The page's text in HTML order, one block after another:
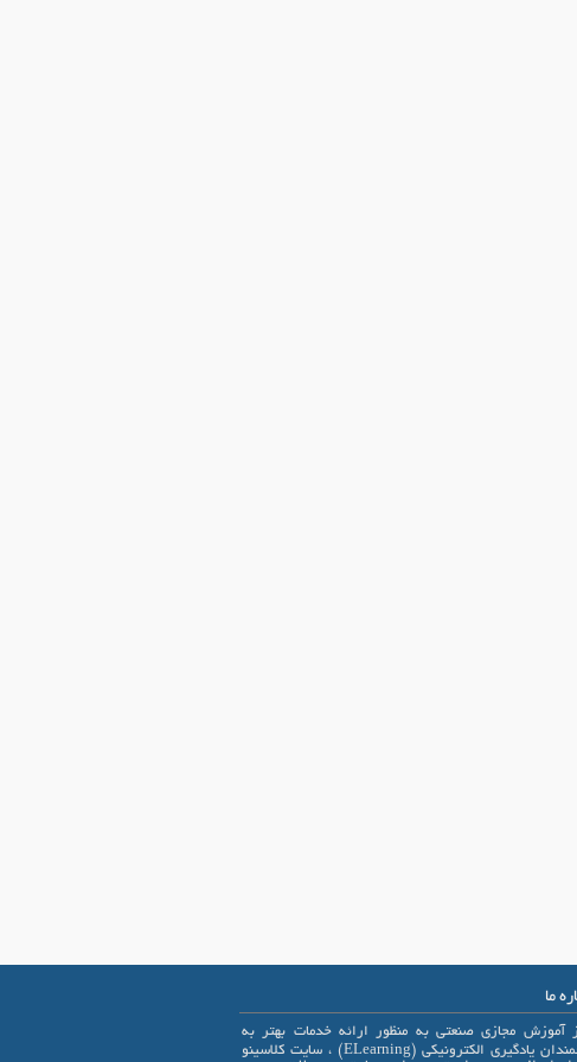
ما
آموزش مجازی صنعتی به منظور ارائه خدمات بهتر به
علاقمندان یادگیری الکترونیکی (ELearning) ، سایت کلاسینو